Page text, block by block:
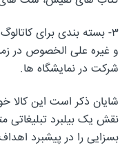
۳- بسته بندی برای
و غیره علی الخصوص در
شرکت در نمایشگاه ها.
شایان ذکر است این کالا
نقش یک بیلبرد تبلیغاتی
بسزایی را در پیشبرد